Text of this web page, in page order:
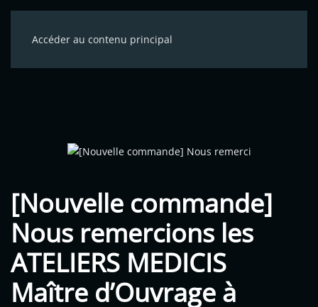
Accéder au contenu principal
[Nouvelle commande]
Nous remercions les
ATELIERS MEDICIS
Maître d’Ouvrage à